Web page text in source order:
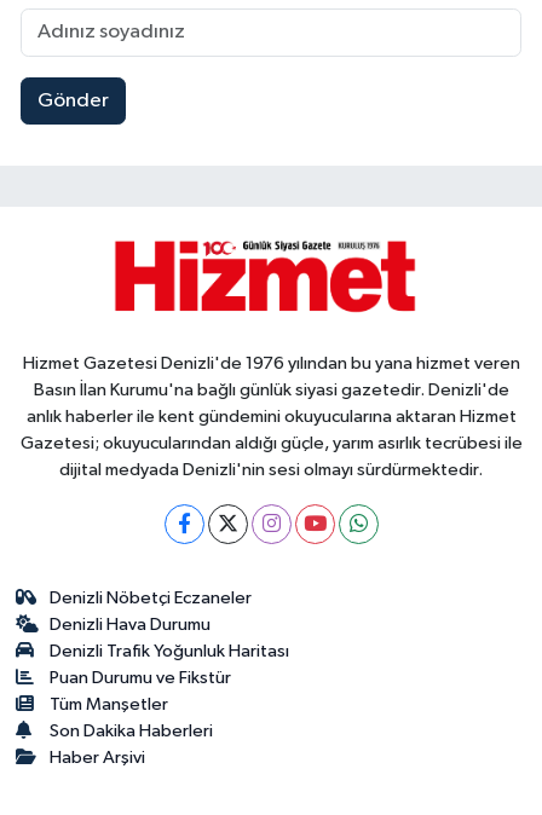
Gönder
Hizmet Gazetesi Denizli'de 1976 yılından bu yana hizmet veren
Basın İlan Kurumu'na bağlı günlük siyasi gazetedir. Denizli'de
anlık haberler ile kent gündemini okuyucularına aktaran Hizmet
Gazetesi; okuyucularından aldığı güçle, yarım asırlık tecrübesi ile
dijital medyada Denizli'nin sesi olmayı sürdürmektedir.
Denizli Nöbetçi Eczaneler
Denizli Hava Durumu
Denizli Trafik Yoğunluk Haritası
Puan Durumu ve Fikstür
Tüm Manşetler
Son Dakika Haberleri
Haber Arşivi